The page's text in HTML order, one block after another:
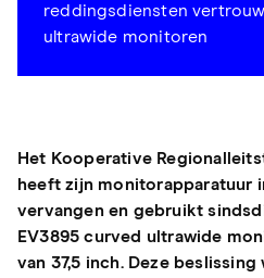
reddingsdiensten
ultrawide monitoren
Het Kooperative
heeft zijn monitorapparatuur
vervangen en gebruikt
EV3895 curved ultrawide
van 37,5 inch. Deze